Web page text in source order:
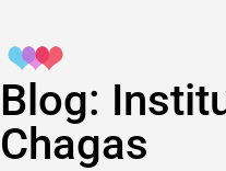
Blog:
Chagas